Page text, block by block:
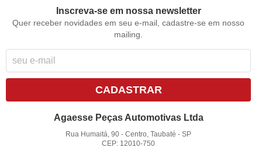
Inscreva-se em nossa newsletter
Quer receber novidades em seu e-mail, cadastre-se em nosso
mailing.
CADASTRAR
Agaesse Peças Automotivas Ltda
Rua Humaitá, 90 -Centro, Taubaté -SP
CEP: 12010-750